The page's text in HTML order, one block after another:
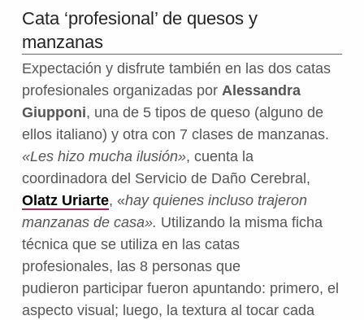
Cata ‘profesional’ de quesos y
manzanas
Expectación y disfrute también en las dos catas
profesionales organizadas por Alessandra
Giupponi, una de 5 tipos de queso (alguno de
ellos italiano) y otra con 7 clases de manzanas.
«Les hizo mucha ilusión», cuenta la
coordinadora del Servicio de Daño Cerebral,
Olatz Uriarte, «hay quienes incluso trajeron
manzanas de casa». Utilizando la misma ficha
técnica que se utiliza en las catas
profesionales, las 8 personas que
pudieron participar fueron apuntando: primero, el
aspecto visual; luego, la textura al tocar cada